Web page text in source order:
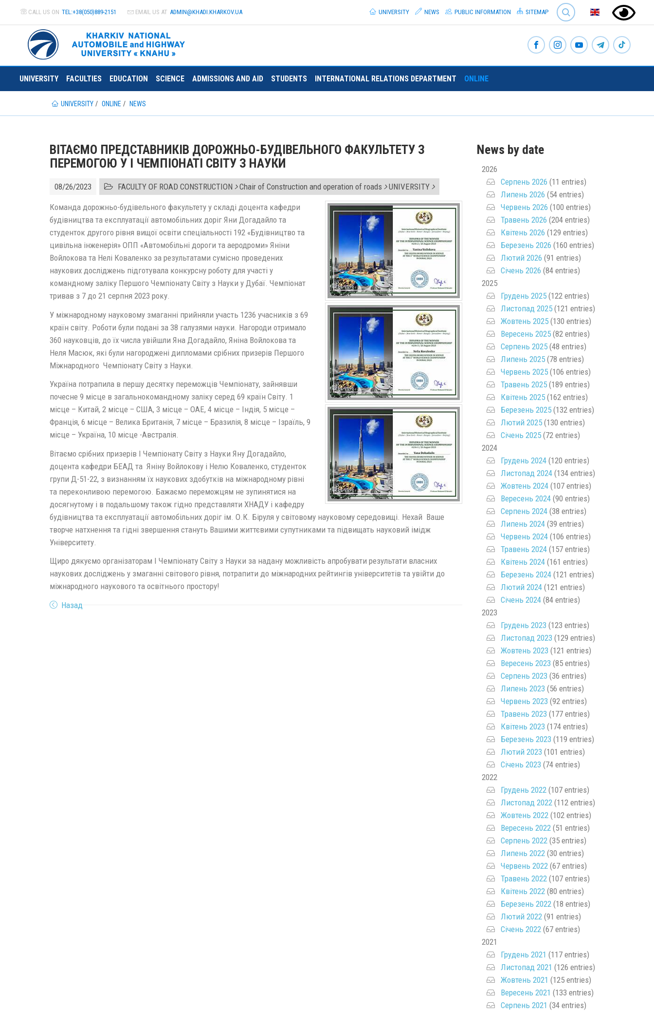
CALL US ON TEL:+38(050)889-2151 EMAIL US AT ADMIN@KHADI.KHARKOV.UA
SEARCH
UNIVERSITY
NEWS PUBLIC INFORMATION SITEMAP
UNIVERSITY FACULTIES EDUCATION SCIENCE ADMISSIONS AND AID STUDENTS INTERNATIONAL RELATIONS DEPARTMENT ONLINE
UNIVERSITY ONLINE NEWS
ВІТАЄМО ПРЕДСТАВНИКІВ ДОРОЖНЬО-БУДІВЕЛЬНОГО ФАКУЛЬТЕТУ З
ПЕРЕМОГОЮ У І ЧЕМПІОНАТІ СВІТУ З НАУКИ
08/26/2023 FACULTY OF ROAD CONSTRUCTION Chair of Construction and operation of roads UNIVERSITY
Команда дорожньо-будівельного факультету у складі доцента кафедри
будівництва та експлуатації автомобільних доріг Яни Догадайло та
студенток другого рівня вищої освіти спеціальності 192 «Будівництво та
цивільна інженерія» ОПП «Автомобільні дороги та аеродроми» Яніни
Войлокова та Нелі Коваленко за результатами сумісно проведених
наукових досліджень підготувала конкурсну роботу для участі у
командному заліку Першого Чемпіонату Світу з Науки у Дубаї. Чемпіонат
тривав з 7 до 21 серпня 2023 року.
У міжнародному науковому змаганні прийняли участь 1236 учасників з 69
країн світу. Роботи були подані за 38 галузями науки. Нагороди отримало
360 науковців, до їх числа увійшли Яна Догадайло, Яніна Войлокова та
Неля Масюк, які були нагороджені дипломами срібних призерів Першого
Міжнародного Чемпіонату Світу з Науки.
Україна потрапила в першу десятку переможців Чемпіонату, зайнявши
почесне 9 місце в загальнокомандному заліку серед 69 країн Світу. 1
місце – Китай, 2 місце – США, 3 місце – ОАЕ, 4 місце – Індія, 5 місце –
Франція, 6 місце – Велика Британія, 7 місце – Бразилія, 8 місце – Ізраїль, 9
місце – Україна, 10 місце -Австралія.
Вітаємо срібних призерів I Чемпіонату Світу з Науки Яну Догадайло,
доцента кафедри БЕАД та Яніну Войлокову і Нелю Коваленко, студенток
групи Д-51-22, з визнанням їх наукових здобутків на міжнародному рівні
та переконливою перемогою. Бажаємо переможцям не зупинятися на
досягнутому і в подальшому також гідно представляти ХНАДУ і кафедру
будівництва та експлуатації автомобільних доріг ім. О.К. Біруля у світовому науковому середовищі. Нехай Ваше
творче натхнення та гідні звершення стануть Вашими життєвими супутниками та підвищать науковий імідж
Університету.
Щиро дякуємо організаторам I Чемпіонату Світу з Науки за надану можливість апробувати результати власних
наукових досліджень у змаганні світового рівня, потрапити до міжнародних рейтингів університетів та увійти до
міжнародного наукового та освітнього простору!
Назад
News by date
2026
Серпень 2026 (11 entries)
Липень 2026 (54 entries)
Червень 2026 (100 entries)
Травень 2026 (204 entries)
Квітень 2026 (129 entries)
Березень 2026 (160 entries)
Лютий 2026 (91 entries)
Січень 2026 (84 entries)
2025
Грудень 2025(122 entries)
Листопад 2025(121 entries)
Жовтень 2025(130 entries)
Вересень 2025(82 entries)
Серпень 2025(48 entries)
Липень 2025(78 entries)
Червень 2025(106 entries)
Травень 2025(189 entries)
Квітень 2025(162 entries)
Березень 2025(132 entries)
Лютий 2025(130 entries)
Січень 2025(72 entries)
2024
Грудень 2024(120 entries)
Листопад 2024(134 entries)
Жовтень 2024(107 entries)
Вересень 2024(90 entries)
Серпень 2024(38 entries)
Липень 2024(39 entries)
Червень 2024(106 entries)
Травень 2024(157 entries)
Квітень 2024(161 entries)
Березень 2024(121 entries)
Лютий 2024(121 entries)
Січень 2024(84 entries)
2023
Грудень 2023 (123 entries)
Листопад 2023 (129 entries)
Жовтень 2023 (121 entries)
Вересень 2023 (85 entries)
Серпень 2023 (36 entries)
Липень 2023 (56 entries)
Червень 2023 (92 entries)
Травень 2023 (177 entries)
Квітень 2023 (174 entries)
Березень 2023 (119 entries)
Лютий 2023 (101 entries)
Січень 2023 (74 entries)
2022
Грудень 2022(107 entries)
Листопад 2022(112 entries)
Жовтень 2022(102 entries)
Вересень 2022(51 entries)
Серпень 2022(35 entries)
Липень 2022(30 entries)
Червень 2022(67 entries)
Травень 2022(107 entries)
Квітень 2022(80 entries)
Березень 2022(18 entries)
Лютий 2022(91 entries)
Січень 2022(67 entries)
2021
Грудень 2021 (117 entries)
Листопад 2021 (126 entries)
Жовтень 2021 (125 entries)
Вересень 2021 (133 entries)
Серпень 2021 (34 entries)